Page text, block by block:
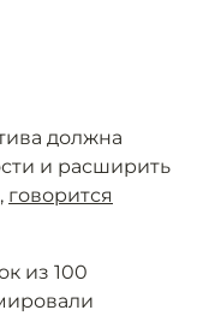
должна
и расширить
говорится
из 100